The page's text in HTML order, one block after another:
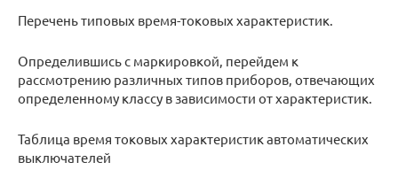
Перечень типовых время-токовых характеристик.
Определившись с маркировкой, перейдем к
рассмотрению различных типов приборов, отвечающих
определенному классу в зависимости от характеристик.
Таблица время токовых характеристик автоматических
выключателей